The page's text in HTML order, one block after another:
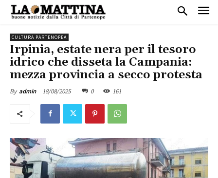
CULTURA PARTENOPEA
Irpinia, estate nera per il tesoro
idrico che disseta la Campania:
mezza provincia a secco protesta
By admin 18/08/2025 0 161